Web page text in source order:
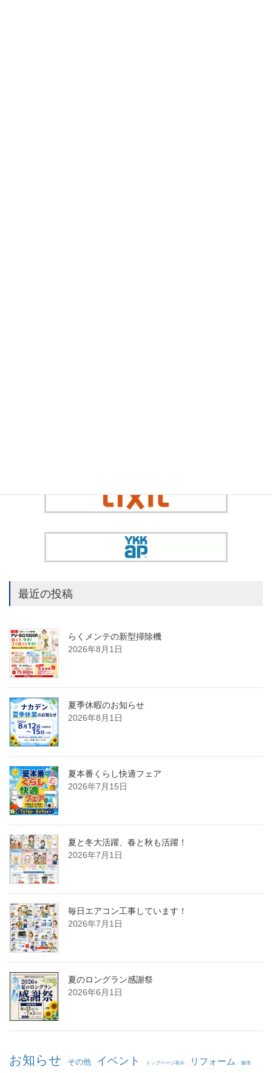
最近の投稿
らくメンテの新型掃除機
2026年8月1日
夏季休暇のお知らせ
2026年8月1日
夏本番くらし快適フェア
2026年7月15日
夏と冬大活躍、春と秋も活躍！
2026年7月1日
毎日エアコン工事しています！
2026年7月1日
夏のロングラン感謝祭
2026年6月1日
お知らせ その他 イベント トップページ表示 リフォーム 修理